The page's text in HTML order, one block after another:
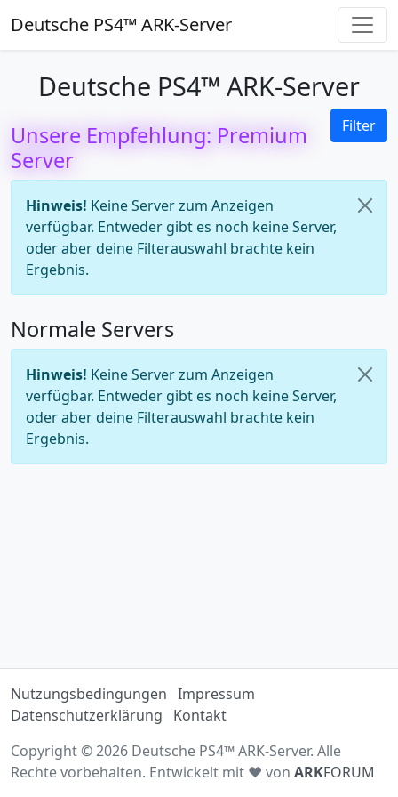
Deutsche PS4™ ARK-Server
Deutsche PS4™ ARK-Server
Filter
Unsere Empfehlung: Premium
Server
Hinweis! Keine Server zum Anzeigen
verfügbar. Entweder gibt es noch keine Server,
oder aber deine Filterauswahl brachte kein
Ergebnis.
Normale Servers
Hinweis! Keine Server zum Anzeigen
verfügbar. Entweder gibt es noch keine Server,
oder aber deine Filterauswahl brachte kein
Ergebnis.
Nutzungsbedingungen Impressum
Datenschutzerklärung
Kontakt
Copyright © 2026 Deutsche PS4™ ARK-Server. Alle
Rechte vorbehalten. Entwickelt mit ♥ von ARKFORUM